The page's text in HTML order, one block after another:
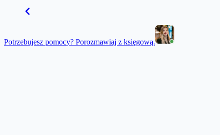
Potrzebujesz pomocy? Porozmawiaj z księgową.